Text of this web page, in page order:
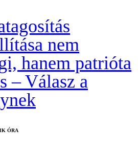
nem
hanem patrióta
– Válasz a
ÓRA